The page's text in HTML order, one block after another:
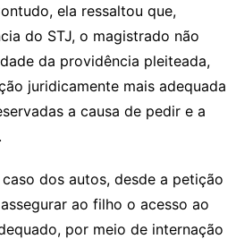
ela ressaltou que,
do STJ, o magistrado não
da providência pleiteada,
juridicamente mais adequada
a causa de pedire a
dos autos, desde a petição
ao filho o acesso ao
por meio de internação